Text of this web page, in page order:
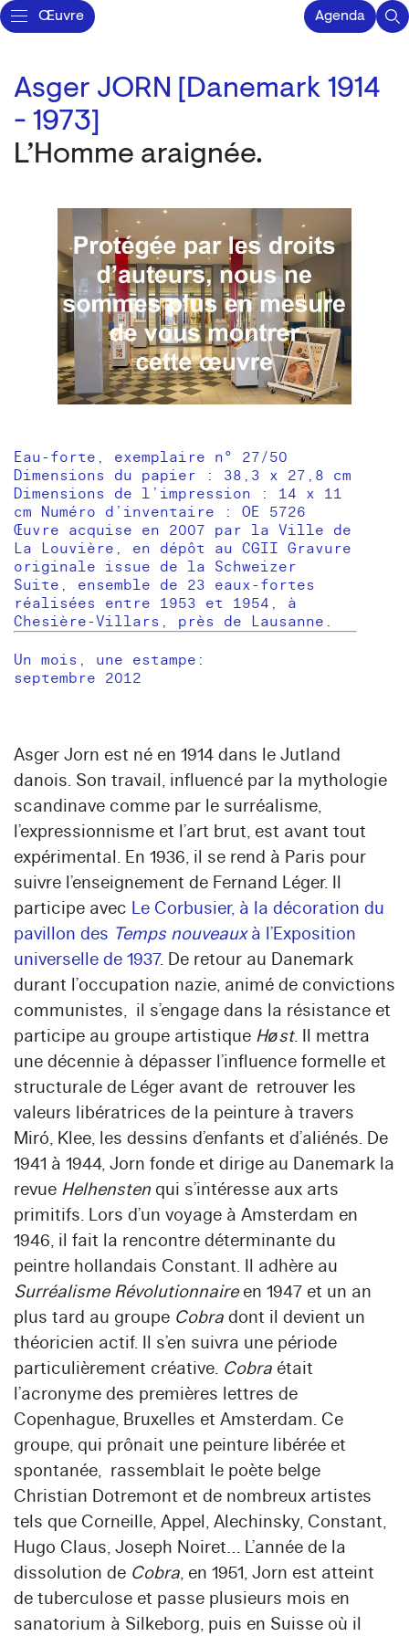
Œuvre Agenda
Asger JORN [Danemark 1914
- 1973]
L’Homme araignée.
Eau-forte, exemplaire n° 27/50
Dimensions du papier : 38,3 x 27,8 cm
Dimensions de l’impression : 14 x 11
cm Numéro d’inventaire : OE 5726
Œuvre acquise en 2007 par la Ville de
La Louvière, en dépôt au CGII Gravure
originale issue de la Schweizer
Suite, ensemble de 23 eaux-fortes
réalisées entre 1953 et 1954, à
Chesière-Villars, près de Lausanne.
Un mois, une estampe:
septembre 2012
Asger Jorn est né en 1914 dans le Jutland
danois. Son travail, influencé par la mythologie
scandinave comme par le surréalisme,
l’expressionnisme et l’art brut, est avant tout
expérimental. En 1936, il se rend à Paris pour
suivre l’enseignement de Fernand Léger. Il
participe avec Le Corbusier, à la décoration du
pavillon des Temps nouveauxà l’Exposition
universelle de 1937. De retour au Danemark
durant l’occupation nazie, animé de convictions
communistes, il s’engage dans la résistance et
participe au groupe artistique Høst. Il mettra
une décennie à dépasser l’influence formelle et
structurale de Léger avant de retrouver les
valeurs libératrices de la peinture à travers
Miró, Klee, les dessins d’enfants et d’aliénés. De
1941 à 1944, Jorn fonde et dirige au Danemark la
revue Helhensten qui s’intéresse aux arts
primitifs. Lors d’un voyage à Amsterdam en
1946, il fait la rencontre déterminante du
peintre hollandais Constant. Il adhère au
Surréalisme Révolutionnaireen 1947 et un an
plus tard au groupe Cobra dont il devient un
théoricien actif. Il s’en suivra une période
particulièrement créative. Cobra était
l’acronyme des premières lettres de
Copenhague, Bruxelles et Amsterdam. Ce
groupe, qui prônait une peinture libérée et
spontanée, rassemblait le poète belge
Christian Dotremont et de nombreux artistes
tels que Corneille, Appel, Alechinsky, Constant,
Hugo Claus, Joseph Noiret… L’année de la
dissolution de Cobra, en 1951, Jorn est atteint
de tuberculose et passe plusieurs mois en
sanatorium à Silkeborg, puis en Suisse où il